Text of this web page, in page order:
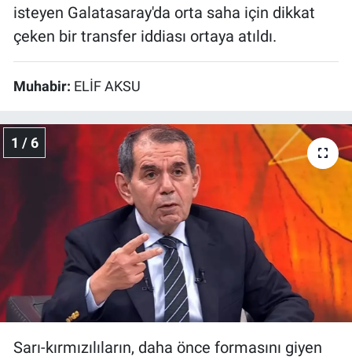
isteyen Galatasaray'da orta saha için dikkat
çeken bir transfer iddiası ortaya atıldı.
Muhabir: ELİF AKSU
1 / 6
Sarı-kırmızılıların, daha önce formasını giyen